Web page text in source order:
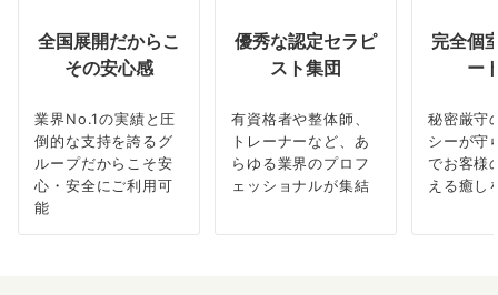
全国展開だからこ
その安心感
業界No.1の実績と圧
倒的な支持を誇るグ
ループだからこそ安
心・安全にご利用可
能
優秀な認定セラピ
スト集団
有資格者や整体師、
トレーナーなど、あ
らゆる業界のプロフ
ェッショナルが集結
完全個
ー
秘密厳守
シーが守
でお客様
える癒し